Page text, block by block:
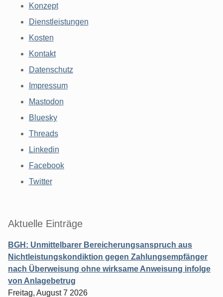
Konzept
Dienstleistungen
Kosten
Kontakt
Datenschutz
Impressum
Mastodon
Bluesky
Threads
Linkedin
Facebook
Twitter
Aktuelle Einträge
BGH: Unmittelbarer Bereicherungsanspruch aus
Nichtleistungskondiktion gegen Zahlungsempfänger
nach Überweisung ohne wirksame Anweisung infolge
von Anlagebetrug
Freitag, August 7 2026